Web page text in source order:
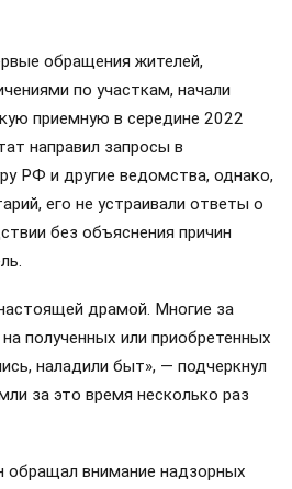
обращения жителей,
по участкам, начали
приемную в середине 2022
направил запросы в
РФ и другие ведомства, однако,
его не устраивали ответы о
без объяснения причин
драмой. Многие за
полученных или приобретенных
наладили быт», — подчеркнул
за это время несколько раз
обращал внимание надзорных